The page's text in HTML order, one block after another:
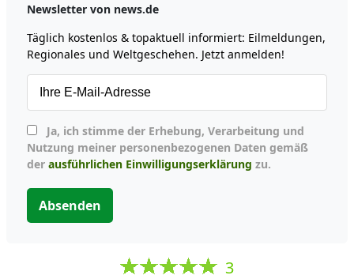
Newsletter von news.de
Täglich kostenlos & topaktuell informiert: Eilmeldungen,
Regionales und Weltgeschehen. Jetzt anmelden!
Nutzung meiner personenbezogenen Daten gemäß
der ausführlichen Einwilligungserklärung zu.
Absenden
3